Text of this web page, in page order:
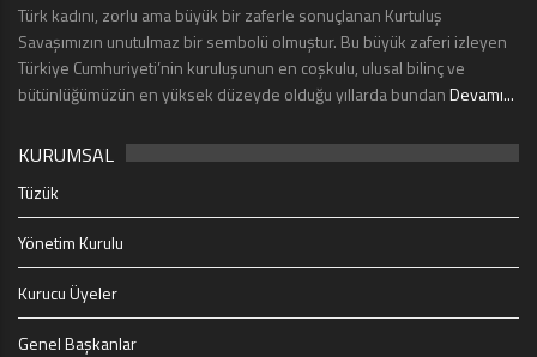
Türk kadını, zorlu ama büyük bir zaferle sonuçlanan Kurtuluş
Savaşımızın unutulmaz bir sembolü olmuştur. Bu büyük zaferi izleyen
Türkiye Cumhuriyeti’nin kuruluşunun en coşkulu, ulusal bilinç ve
bütünlüğümüzün en yüksek düzeyde olduğu yıllarda bundanDevamı...
KURUMSAL
Tüzük
Yönetim Kurulu
Kurucu Üyeler
Genel Başkanlar